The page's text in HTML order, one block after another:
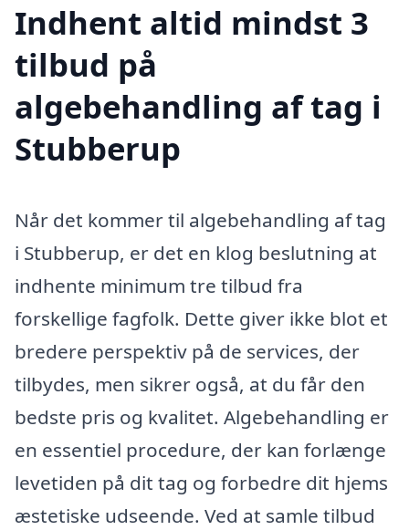
Indhent altid mindst 3
tilbud på
algebehandling af tag i
Stubberup
Når det kommer til algebehandling af tag
i Stubberup, er det en klog beslutning at
indhente minimum tre tilbud fra
forskellige fagfolk. Dette giver ikke blot et
bredere perspektiv på de services, der
tilbydes, men sikrer også, at du får den
bedste pris og kvalitet. Algebehandling er
en essentiel procedure, der kan forlænge
levetiden på dit tag og forbedre dit hjems
æstetiske udseende. Ved at samle tilbud